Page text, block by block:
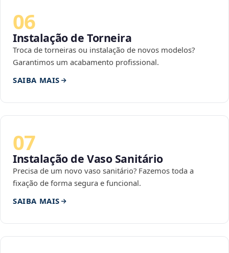
06
Instalação de Torneira
Troca de torneiras ou instalação de novos modelos?
Garantimos um acabamento profissional.
SAIBA MAIS
07
Instalação de Vaso Sanitário
Precisa de um novo vaso sanitário? Fazemos toda a
fixação de forma segura e funcional.
SAIBA MAIS